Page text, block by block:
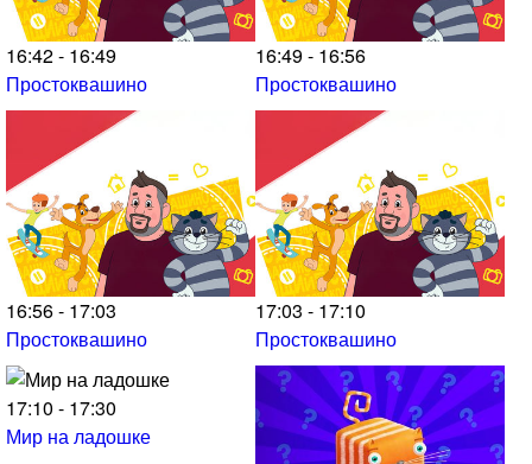
16:42 - 16:49
Простоквашино
16:49 - 16:56
Простоквашино
16:56 - 17:03
Простоквашино
17:03 - 17:10
Простоквашино
17:10 - 17:30
Мир на ладошке